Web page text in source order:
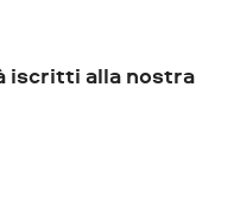
iscritti alla nostra